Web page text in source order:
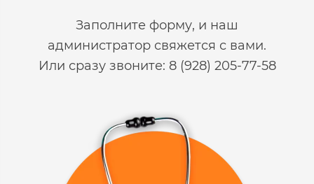
Заполните форму, и наш
администратор свяжется с вами.
Или сразу звоните: 8 (928) 205-77-58